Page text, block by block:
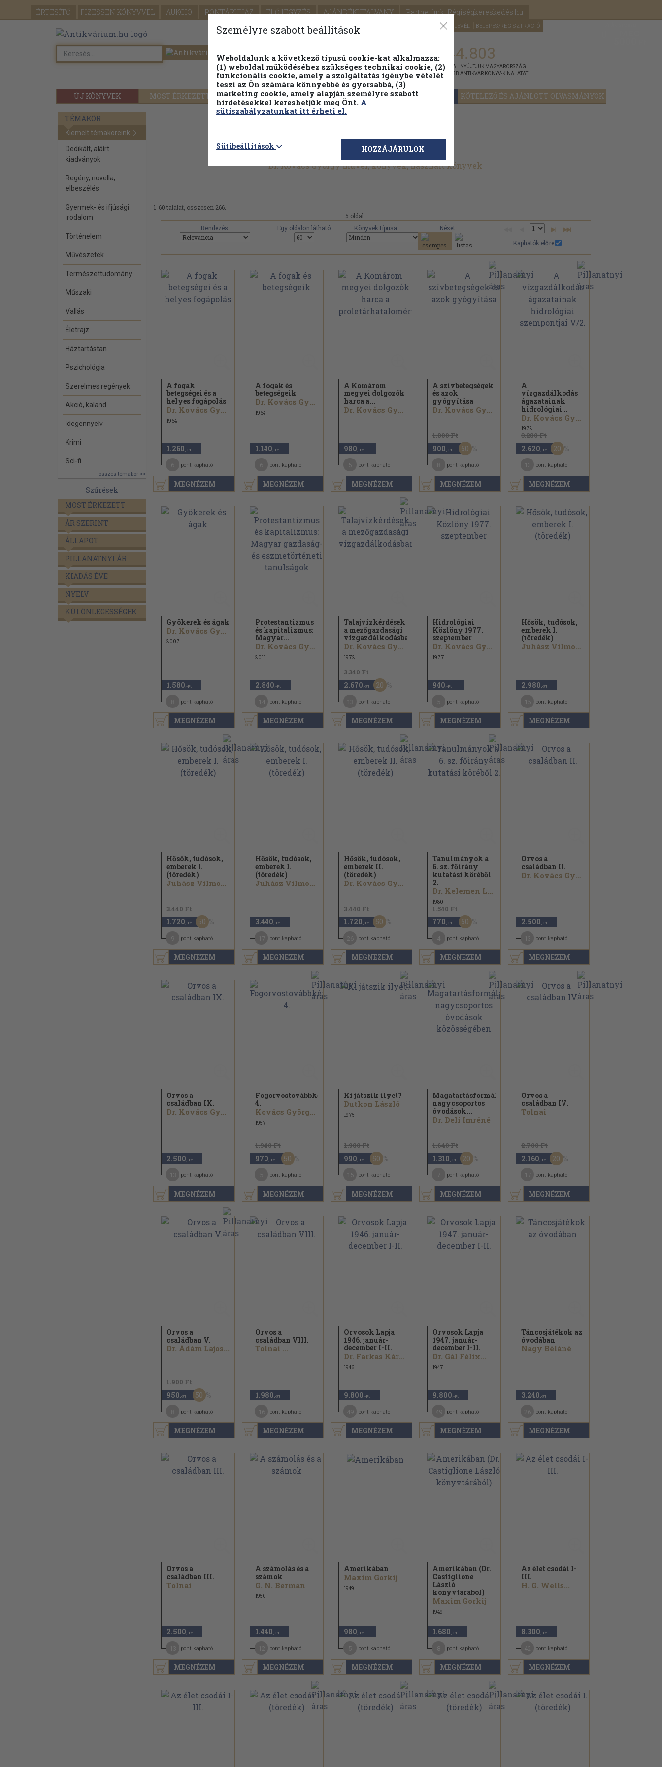
ÉRTESÍTŐ FIZESSEN KÖNYVVEL! AUKCIÓ PONTÁRUHÁZ ELŐJEGYZÉS AJÁNDÉKUTALVÁNY Partnerünk: Régiségkereskedés.hu
SEGÍTSÉG HÍRLEVÉL BELÉPÉS/REGISZTRÁCIÓ
ÚJ KÖNYVEK MOST ÉRKEZETT PILLANATNYI ÁRAINK FENNTARTHATÓ OLVASMÁNYOK KÖTELEZŐ ÉS AJÁNLOTT OLVASMÁNYOK
Részletes kereső Témaköri fa 1.144.803
KIADVÁNNYAL NYÚJTJUK MAGYARORSZÁG
LEGNAGYOBB ANTIKVÁR KÖNYV-KÍNÁLATÁT
TÉMAKÖR
Kiemelt témaköreink
Dedikált, aláírt
kiadványok
Regény, novella,
elbeszélés
Gyermek- és ifjúsági
irodalom
Történelem
Művészetek
Természettudomány
Műszaki
Vallás
Életrajz
Háztartástan
Pszichológia
Szerelmes regények
Akció, kaland
Idegennyelv
Krimi
Sci-fi
összes témakör >>
Szűrések
MOST ÉRKEZETT
ÁR SZERINT
ÁLLAPOT
PILLANATNYI ÁR
KIADÁS ÉVE
NYELV
KÜLÖNLEGESSÉGEK
Dr. Kovács György művei, könyvek, használt könyvek
1-60 találat, összesen 266.
5 oldal
Rendezés:
Egy oldalon látható: Könyvek típusa:
Nézet:
Kaphatók előre:
MEGNÉZEM
A fogak
betegségei és a
helyes fogápolás
Dr. Kovács György
1964
1.260 ,-Ft
pont kapható
MEGNÉZEM
A fogak és
betegségeik
Dr. Kovács György
1964
1.140 ,-Ft
pont kapható
MEGNÉZEM
A Komárom
megyei dolgozók
harca a...
Dr. Kovács György
980 ,-Ft
pont kapható
MEGNÉZEM
A szívbetegségek
és azok
gyógyítása
Dr. Kovács György
1.800 Ft
900 ,-Ft 50
pont kapható
MEGNÉZEM
A
vízgazdálkodás
ágazatainak
hidrológiai...
Dr. Kovács György
1972
3.280 Ft
2.620 ,-Ft 20
pont kapható
MEGNÉZEM
Gyökerek és ágak
Dr. Kovács György
2007
1.580 ,-Ft
pont kapható
MEGNÉZEM
Protestantizmus
és kapitalizmus:
Magyar...
Dr. Kovács György
2011
2.840 ,-Ft
pont kapható
MEGNÉZEM
Talajvízkérdések
a mezőgazdasági
vízgazdálkodásban
Dr. Kovács György
1972
3.340 Ft
2.670 ,-Ft 20
pont kapható
MEGNÉZEM
Hidrológiai
Közlöny 1977.
szeptember
Dr. Kovács György...
1977
940 ,-Ft
pont kapható
MEGNÉZEM
Hősök, tudósok,
emberek I.
(töredék)
Juhász Vilmos...
2.980 ,-Ft
pont kapható
MEGNÉZEM
Hősök, tudósok,
emberek I.
(töredék)
Juhász Vilmos...
3.440 Ft
1.720 ,-Ft 50
pont kapható
MEGNÉZEM
Hősök, tudósok,
emberek I.
(töredék)
Juhász Vilmos...
3.440 ,-Ft
pont kapható
MEGNÉZEM
Hősök, tudósok,
emberek II.
(töredék)
Dr. Kovács György...
3.440 Ft
1.720 ,-Ft 50
pont kapható
MEGNÉZEM
Tanulmányok a
6. sz. főirány
kutatási köréből
2.
Dr. Kelemen László...
1980
1.540 Ft
770 ,-Ft 50
pont kapható
MEGNÉZEM
Orvos a
családban II.
Dr. Kovács György
2.500 ,-Ft
pont kapható
MEGNÉZEM
Orvos a
családban IX.
Dr. Kovács György
2.500 ,-Ft
pont kapható
MEGNÉZEM
Fogorvostovábbképzés
4.
Kovács György...
1957
1.940 Ft
970 ,-Ft 50
pont kapható
MEGNÉZEM
Ki játszik ilyet?
Dutkon László
1975
1.980 Ft
990 ,-Ft 50
pont kapható
MEGNÉZEM
Magatartásformálás
nagycsoportos
óvodások...
Dr. Deli Imréné
1.640 Ft
1.310 ,-Ft 20
pont kapható
MEGNÉZEM
Orvos a
családban IV.
Tolnai
2.700 Ft
2.160 ,-Ft 20
pont kapható
MEGNÉZEM
Orvos a
családban V.
Dr. Ádám Lajos...
1.900 Ft
950 ,-Ft 50
pont kapható
MEGNÉZEM
Orvos a
családban VIII.
Tolnai ...
1.980 ,-Ft
pont kapható
MEGNÉZEM
Orvosok Lapja
1946. január-
december I-II.
Dr. Farkas Károly...
1946
9.800 ,-Ft
pont kapható
MEGNÉZEM
Orvosok Lapja
1947. január-
december I-II.
Dr. Gál Félix...
1947
9.800 ,-Ft
pont kapható
MEGNÉZEM
Táncosjátékok az
óvodában
Nagy Béláné
3.240 ,-Ft
pont kapható
MEGNÉZEM
Orvos a
családban III.
Tolnai
2.500 ,-Ft
pont kapható
MEGNÉZEM
A számolás és a
számok
G. N. Berman
1950
1.440 ,-Ft
pont kapható
MEGNÉZEM
Amerikában
Maxim Gorkij
1949
980 ,-Ft
pont kapható
MEGNÉZEM
Amerikában (Dr.
Castiglione
László
könyvtárából)
Maxim Gorkij
1949
1.680 ,-Ft
pont kapható
MEGNÉZEM
Az élet csodái I-
III.
H. G. Wells...
8.300 ,-Ft
pont kapható
Személyre szabott beállítások
Weboldalunk a következő típusú cookie-kat alkalmazza:
(1) weboldal működéséhez szükséges technikai cookie, (2)
funkcionális cookie, amely a szolgáltatás igénybe vételét
teszi az Ön számára könnyebbé és gyorsabbá, (3)
marketing cookie, amely alapján személyre szabott
hirdetésekkel kereshetjük meg Önt. A
sütiszabályzatunkat itt érheti el.
Sütibeállítások HOZZÁJÁRULOK